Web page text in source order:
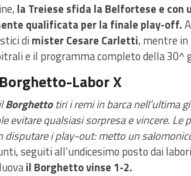
la Treiese sfida la Belfortese e con
qualificata per la finale play-off.
dimister Cesare Carletti, mentre in
e il programma completo della 30^
Labor X
Borghettotiri i remi in barca nell’ultima
evitare qualsiasi sorpresa e vincere. Le
disputare i play-out: metto un
seguiti all’undicesimo posto dai
il Borghetto vinse 1-2.